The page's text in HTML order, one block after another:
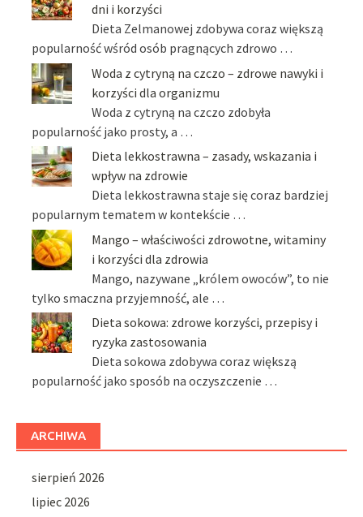
dni i korzyści
Dieta Zelmanowej zdobywa coraz większą
popularność wśród osób pragnących zdrowo …
Woda z cytryną na czczo – zdrowe nawyki i
korzyści dla organizmu
Woda z cytryną na czczo zdobyła
popularność jako prosty, a …
Dieta lekkostrawna – zasady, wskazania i
wpływ na zdrowie
Dieta lekkostrawna staje się coraz bardziej
popularnym tematem w kontekście …
Mango – właściwości zdrowotne, witaminy
i korzyści dla zdrowia
Mango, nazywane „królem owoców”, to nie
tylko smaczna przyjemność, ale …
Dieta sokowa: zdrowe korzyści, przepisy i
ryzyka zastosowania
Dieta sokowa zdobywa coraz większą
popularność jako sposób na oczyszczenie …
ARCHIWA
sierpień 2026
lipiec 2026